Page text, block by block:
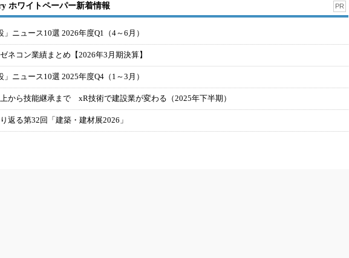
ホワイトペーパー新着情報 PR
」ニュース10選 2026年度Q1（4～6月）
ゼネコン業績まとめ【2026年3月期決算】
」ニュース10選 2025年度Q4（1～3月）
から技能継承まで xR技術で建設業が変わる（2025年下半期）
返る第32回「建築・建材展2026」